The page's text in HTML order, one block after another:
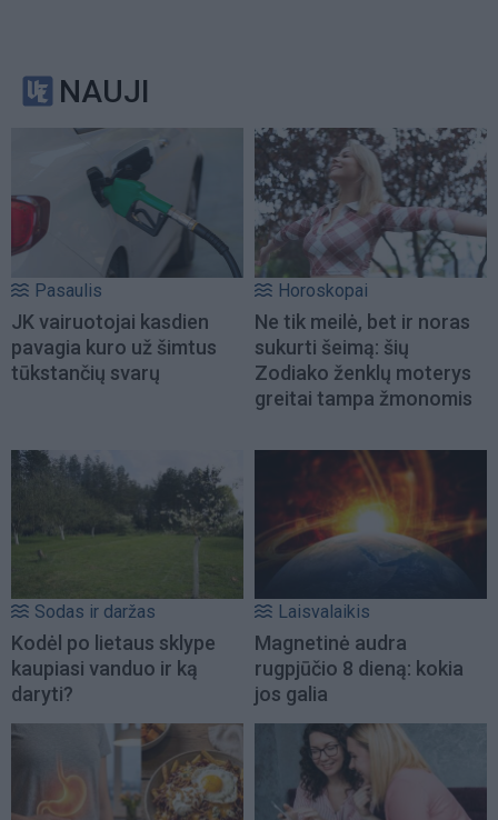
NAUJI
Pasaulis
JK vairuotojai kasdien
pavagia kuro už šimtus
tūkstančių svarų
Horoskopai
Ne tik meilė, bet ir noras
sukurti šeimą: šių
Zodiako ženklų moterys
greitai tampa žmonomis
Sodas ir daržas
Kodėl po lietaus sklype
kaupiasi vanduo ir ką
daryti?
Laisvalaikis
Magnetinė audra
rugpjūčio 8 dieną: kokia
jos galia